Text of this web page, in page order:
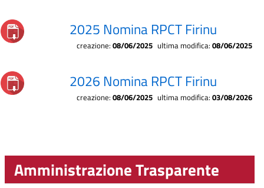
2025 Nomina RPCT Firinu
creazione: 08/06/2025 ultima modifica: 08/06/2025
2026 Nomina RPCT Firinu
creazione: 08/06/2025 ultima modifica: 03/08/2026
Amministrazione Trasparente